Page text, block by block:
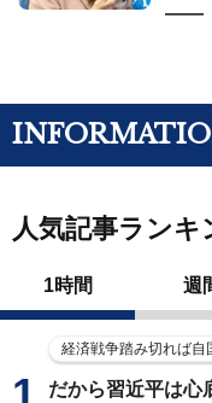
——
人気記事ランキ
1時間 週
経済戦争踏み切れば自
だから習近平は